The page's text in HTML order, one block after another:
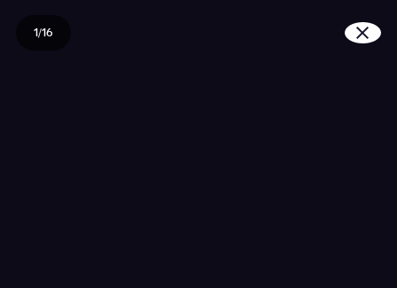
1/16
Is er straks nog